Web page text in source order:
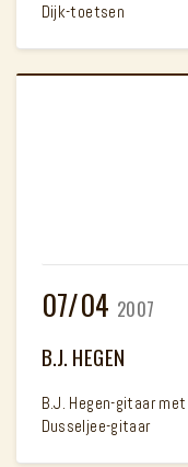
Dijk-toetsen
07/04 2007
B.J. HEGEN
B.J. Hegen-gitaar
Dusseljee-gitaar